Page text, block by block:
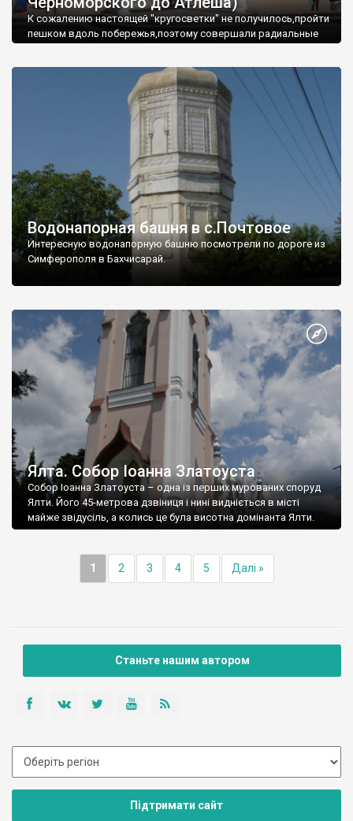
К сожалению настоящей "кругосветки" не получилось,пройти
пешком вдоль побережья,поэтому совершали радиальные
Водонапорная башня в с.Почтовое
Интересную водонапорную башню посмотрели по дороге из
Симферополя в Бахчисарай.
Ялта. Собор Іоанна Златоуста
Собор Іоанна Златоуста – одна із перших мурованих споруд
Ялти. Його 45-метрова дзвіниця і нині видніється в місті
майже звідусіль, а колись це була висотна домінанта Ялти.
1 2 3 4 5 Далі »
Станьте нашим автором
Підтримати сайт